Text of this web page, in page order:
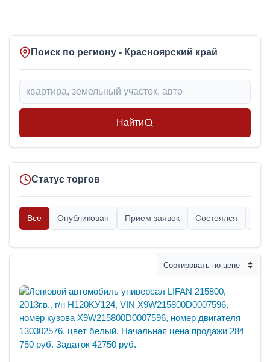
Поиск по региону - Красноярский край
Найти
Статус торгов
Все Опубликован Прием заявок Состоялся
Сортировать по цене